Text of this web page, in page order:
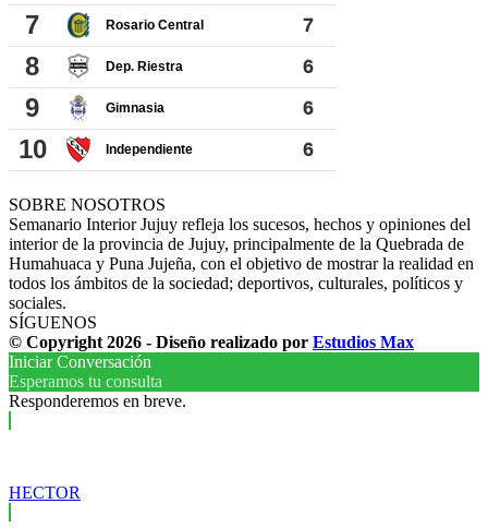
SOBRE NOSOTROS
Semanario Interior Jujuy refleja los sucesos, hechos y opiniones del
interior de la provincia de Jujuy, principalmente de la Quebrada de
Humahuaca y Puna Jujeña, con el objetivo de mostrar la realidad en
todos los ámbitos de la sociedad; deportivos, culturales, políticos y
sociales.
SÍGUENOS
© Copyright 2026 - Diseño realizado por Estudios Max
Iniciar Conversación
Esperamos tu consulta
Responderemos en breve.
HECTOR